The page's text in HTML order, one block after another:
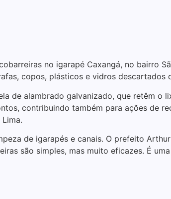
no igarapé Caxangá, no bairro
copos, plásticos e vidros descartados
de alambrado galvanizado, que retêm o
contribuindo também para ações de
de igarapés e canais. O prefeito
são simples, mas muito eficazes. É